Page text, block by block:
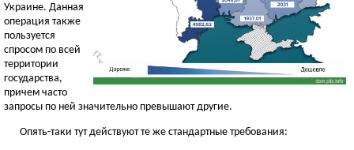
Украине. Данная
операция также
пользуется
спросом по всей
территории
государства,
причем часто
запросы по ней значительно превышают другие.
Опять-таки тут действуют те же стандартные требования: